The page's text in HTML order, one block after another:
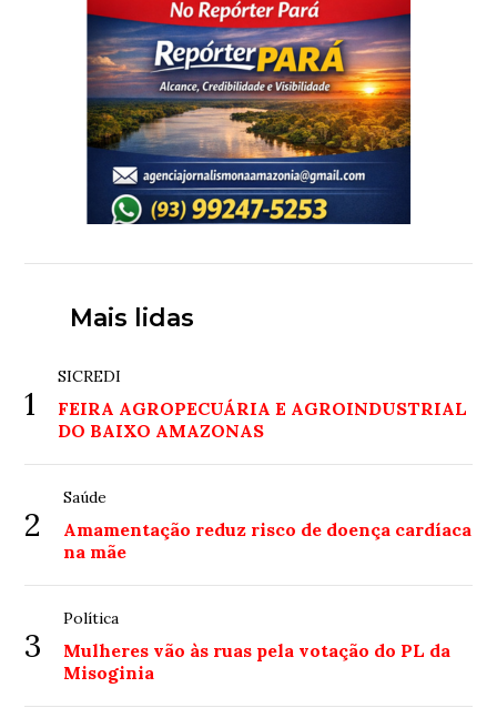
Mais lidas
1
SICREDI
FEIRA AGROPECUÁRIA E AGROINDUSTRIAL
DO BAIXO AMAZONAS
2
Saúde
Amamentação reduz risco de doença cardíaca
na mãe
3
Política
Mulheres vão às ruas pela votação do PL da
Misoginia